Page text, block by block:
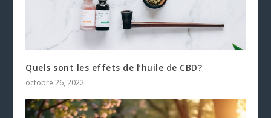
Quels sont les effets de l’huile de CBD?
octobre 26, 2022